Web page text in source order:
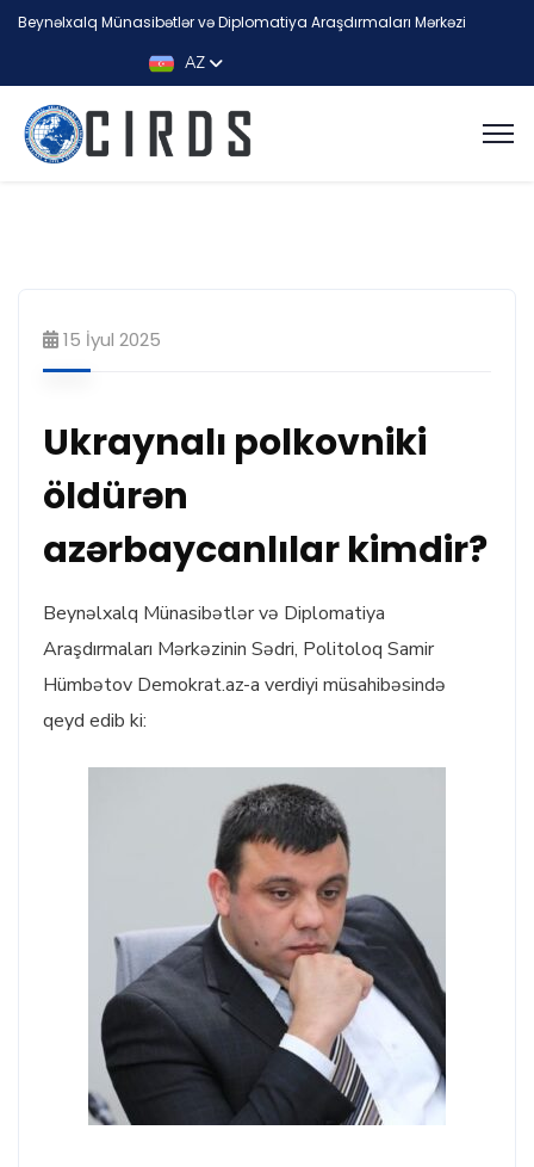
Beynəlxalq Münasibətlər və Diplomatiya Araşdırmaları Mərkəzi
AZ
15 İyul 2025
Ukraynalı polkovniki
öldürən
azərbaycanlılar kimdir?
Beynəlxalq Münasibətlər və Diplomatiya
Araşdırmaları Mərkəzinin Sədri, Politoloq Samir
Hümbətov Demokrat.az-a verdiyi müsahibəsində
qeyd edib ki: